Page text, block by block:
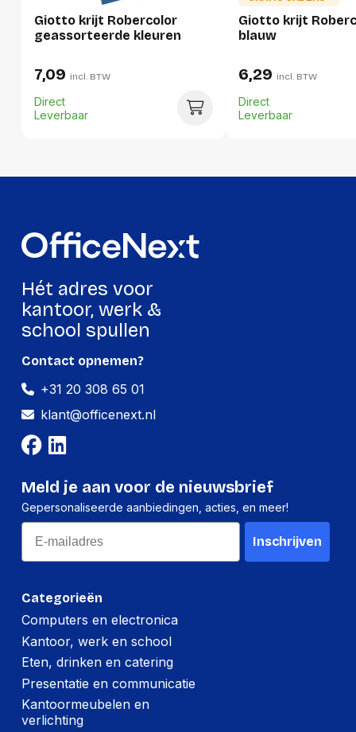
Breedte:
90 millimeter
Lengte:
110 millimeter
Gewicht:
983 gram
Hoogte:
231 millimeter
Gewicht:
Hoeveelheid:
Breedte:
Hoogte:
Gewicht:
-
Giotto krijt Robercolor
geassorteerde kleuren
7,09 incl. BTW
Direct
Leverbaar
Giotto krijt
blauw
6,29 incl. BTW
Direct
Leverbaar
Hét adres voor
kantoor, werk &
school spullen
Categorieën
Computers en electronica
Kantoor, werk en school
Eten, drinken en catering
Presentatie en communicatie
Kantoormeubelen en
verlichting
Contact opnemen?
+31 20 308 65 01
klant@officenext.nl
Meld je aan voor de nieuwsbrief
Gepersonaliseerde aanbiedingen, acties, en meer!
Email
Inschrijven